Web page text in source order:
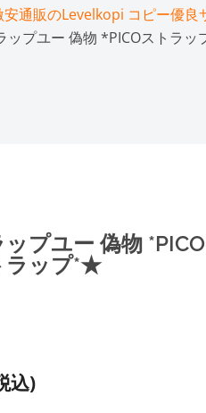
通販のLevelkopi コピー優良
ップユー 偽物 *PICOストラッ
プユー 偽物
ラップ*★
込)